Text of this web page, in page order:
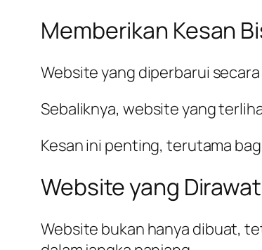
Memberikan Kesan
Website yang diperbarui
Sebaliknya, website yang
Kesan ini penting, terutama
Website yang
Website bukan hanya dibuat,